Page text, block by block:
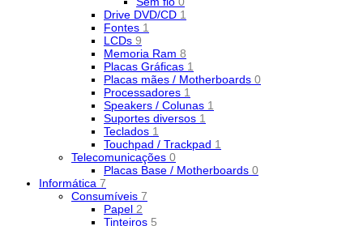
Drive DVD/CD 1
Fontes 1
LCDs 9
Memoria Ram 8
Placas Gráficas 1
Placas mães / Motherboards 0
Processadores 1
Speakers / Colunas 1
Suportes diversos 1
Teclados 1
Touchpad / Trackpad 1
Telecomunicações 0
Placas Base / Motherboards 0
Informática 7
Consumíveis 7
Papel 2
Tinteiros 5